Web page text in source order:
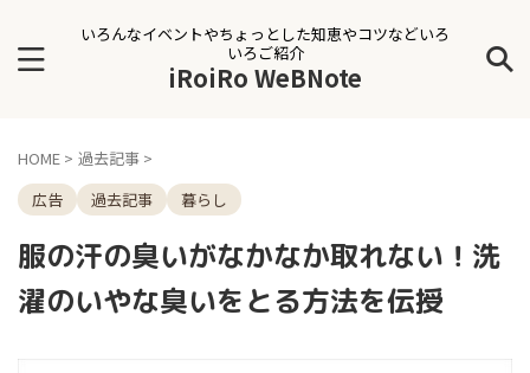
いろんなイベントやちょっとした知恵やコツなどいろ
いろご紹介
iRoiRo WeBNote
HOME > 過去記事 >
広告
過去記事 暮らし
服の汗の臭いがなかなか取れない！洗
濯のいやな臭いをとる方法を伝授